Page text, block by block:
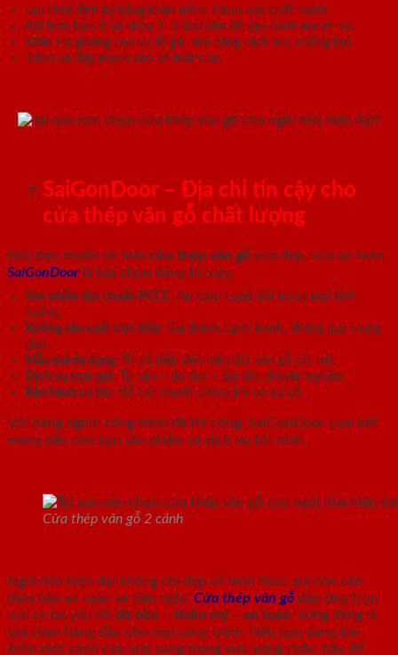
Lau chùi định kỳ bằng khăn mềm, tránh hóa chất mạnh.
Bôi trơn bản lề và khóa 2–3 lần/năm để vận hành mượt mà.
Kiểm tra gioăng cao su để giữ khả năng cách âm, chống bụi.
Tránh va đập mạnh vào bề mặt cửa.
SaiGonDoor – Địa chỉ tin cậy cho
cửa thép vân gỗ chất lượng
Nếu bạn muốn sở hữu cửa thép vân gỗ vừa đẹp, vừa an toàn,
SaiGonDoor là lựa chọn đáng tin cậy:
Sản phẩm đạt chuẩn PCCC: An toàn tuyệt đối trong mọi tình
huống.
Xưởng sản xuất trực tiếp: Giá thành cạnh tranh, không qua trung
gian.
Mẫu mã đa dạng: Từ cổ điển đến hiện đại, vân gỗ sắc nét.
Dịch vụ trọn gói: Tư vấn – đo đạc – lắp đặt chuyên nghiệp.
Bảo hành uy tín: Hỗ trợ nhanh chóng khi có sự cố.
Với hàng nghìn công trình đã thi công, SaiGonDoor cam kết
mang đến cho bạn sản phẩm và dịch vụ tốt nhất.
Cửa thép vân gỗ 2 cánh
Ngôi nhà hiện đại không chỉ đẹp về hình thức mà còn cần
đảm bảo an toàn và tiện nghi. Cửa thép vân gỗ đáp ứng trọn
vẹn cả ba yếu tố: độ bền – thẩm mỹ – an toàn, xứng đáng là
lựa chọn hàng đầu cho mọi công trình. Nếu bạn đang tìm
kiếm một cánh cửa vừa sang trọng vừa vững chắc, hãy để